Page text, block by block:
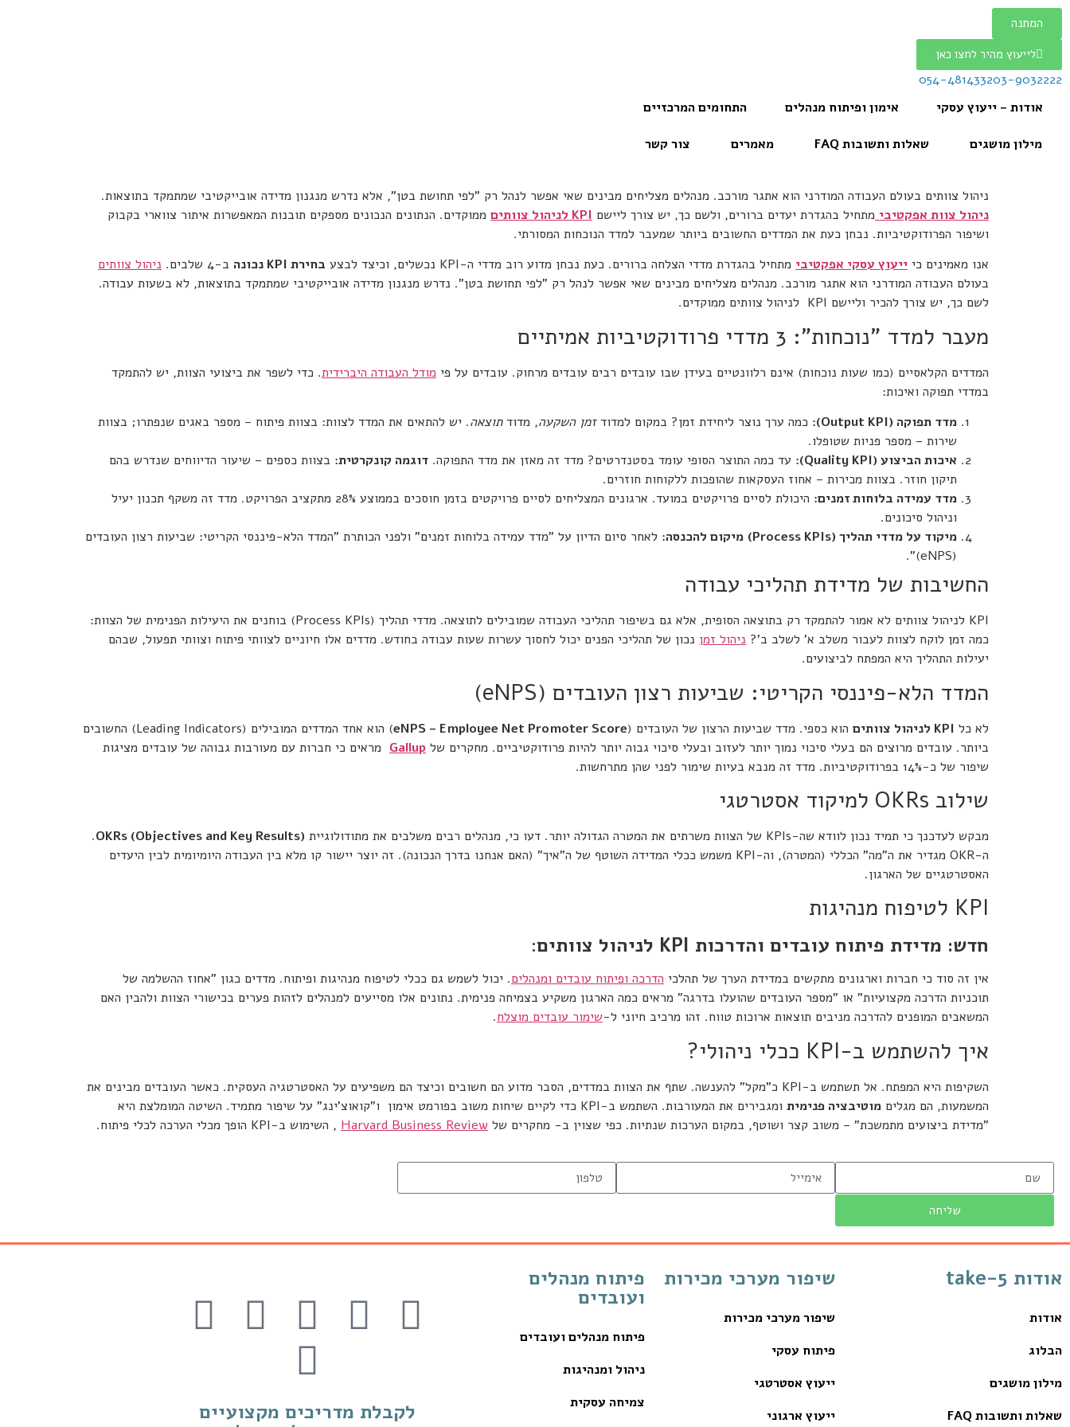
המתנה
לייעוץ מהיר לחצו כאן
03-9032222
054-4814332
אודות – ייעוץ עסקי
אימון ופיתוח מנהלים התחומים המרכזיים
מילון מושגים שאלות ותשובות FAQ מאמרים צור קשר
ניהול צוותים בעולם העבודה המודרני הוא אתגר מורכב. מנהלים מצליחים מבינים שאי אפשר לנהל רק "לפי תחושת בטן", אלא נדרש מנגנון מדידה אובייקטיבי שמתמקד בתוצאות.
ניהול צוות אפקטיבי מתחיל בהגדרת יעדים ברורים, ולשם כך, יש צורך ליישם KPI לניהול צוותים
ממוקדים. הנתונים הנכונים מספקים תובנות המאפשרות איתור צווארי בקבוק
ושיפור הפרודוקטיביות. נבחן כעת את המדדים החשובים ביותר שמעבר למדד הנוכחות המסורתי.
אנו מאמינים כי ייעוץ עסקי אפקטיבי מתחיל בהגדרת מדדי הצלחה ברורים. כעת נבחן מדוע רוב מדדי ה-KPI נכשלים, וכיצד לבצע בחירת נכונה ב-4 שלבים.
ניהול צוותים
בעולם העבודה המודרני הוא אתגר מורכב. מנהלים מצליחים מבינים שאי אפשר לנהל רק "לפי תחושת בטן". נדרש מנגנון מדידה אובייקטיבי שמתמקד בתוצאות, לא בשעות עבודה.
לשם כך, יש צורך להכיר וליישם KPI לניהול צוותים ממוקדים.
מעבר למדד "נוכחות": 3 מדדי פרודוקטיביות אמיתיים
המדדים הקלאסיים (כמו שעות נוכחות) אינם רלוונטיים בעידן שבו עובדים רבים עובדים מרחוק. עובדים על פי מודל העבודה היברידית. כדי לשפר את ביצועי הצוות, יש להתמקד
במדדי תפוקה ואיכות:
מדד תפוקה (Output KPI): כמה ערך נוצר ליחידת זמן? במקום למדודזמן השקעה, מדודתוצאה. יש להתאים את המדד לצוות: בצוות פיתוח – מספר באגים שנפתרו; בצוות
שירות – מספר פניות שטופלו.
איכות הביצוע (Quality KPI): עד כמה התוצר הסופי עומד בסטנדרטים? מדד זה מאזן את מדד התפוקה. דוגמה קונקרטית: בצוות כספים – שיעור הדיווחים שנדרש בהם
תיקון חוזר. בצוות מכירות – אחוז העסקאות שהופכות ללקוחות חוזרים.
מדד עמידה בלוחות זמנים:
היכולת לסיים פרויקטים במועד. ארגונים המצליחים לסיים פרויקטים בזמן חוסכים בממוצע 28% מתקציב הפרויקט. מדד זה משקף תכנון יעיל
וניהול סיכונים.
מיקוד על מדדי תהליך (Process KPIs
) מיקום להכנסה: לאחר סיום הדיון על "מדד עמידה בלוחות זמנים" ולפני הכותרת "המדד הלא-פיננסי הקריטי: שביעות רצון העובדים
(eNPS)".
החשיבות של מדידת תהליכי עבודה
KPI לניהול צוותים לא אמור להתמקד רק בתוצאה הסופית, אלא גם בשיפור תהליכי העבודה שמובילים לתוצאה. מדדי תהליך (Process KPIs) בוחנים את היעילות הפנימית של הצוות:
כמה זמן לוקח לצוות לעבור משלב א' לשלב ב'? ניהול זמן נכון של תהליכי הפנים יכול לחסוך עשרות שעות עבודה בחודש. מדדים אלו חיוניים לצוותי פיתוח וצוותי תפעול, שבהם
יעילות התהליך היא המפתח לביצועים.
המדד הלא-פיננסי הקריטי: שביעות רצון העובדים (eNPS)
לא כל KPI לניהול צוותים הוא כספי. מדד שביעות הרצון של העובדים (eNPS – Employee Net Promoter Score
) הוא אחד המדדים המובילים (Leading Indicators) החשובים
ביותר. עובדים מרוצים הם בעלי סיכוי נמוך יותר לעזוב ובעלי סיכוי גבוה יותר להיות פרודוקטיביים. מחקרים של Gallup מראים כי חברות עם מעורבות גבוהה של עובדים מציגות
שיפור של כ-14% בפרודוקטיביות. מדד זה מנבא בעיות שימור לפני שהן מתרחשות.
שילוב OKRs למיקוד אסטרטגי
מבקש לעדכנך כי תמיד נכון לוודא שה-KPIs של הצוות משרתים את המטרה הגדולה יותר. דעו כי, מנהלים רבים משלבים את מתודולוגיית OKRs (Objectives and Key Results)
.
ה-OKR מגדיר את ה"מה" הכללי (המטרה), וה-KPI משמש ככלי המדידה השוטף של ה"איך" (האם אנחנו בדרך הנכונה). זה יוצר יישור קו מלא בין העבודה היומיומית לבין היעדים
האסטרטגיים של הארגון.
KPI לטיפוח מנהיגות
חדש: מדידת פיתוח עובדים והדרכות KPI לניהול צוותים:
אין זה סוד כי חברות וארגונים מתקשים במדידת הערך של תהלכי הדרכה ופיתוח עובדים ומנהלים. יכול לשמש גם ככלי לטיפוח מנהיגות ופיתוח. מדדים כגון "אחוז ההשלמה של
תוכניות הדרכה מקצועיות" או "מספר העובדים שהועלו בדרגה" מראים כמה הארגון משקיע בצמיחה פנימית. נתונים אלו מסייעים למנהלים לזהות פערים בכישורי הצוות ולהבין האם
המשאבים המופנים להדרכה מניבים תוצאות ארוכות טווח. זהו מרכיב חיוני ל-שימור עובדים מוצלח.
איך להשתמש ב-KPI ככלי ניהולי?
השקיפות היא המפתח. אל תשתמש ב-KPI כ"מקל" להענשה. שתף את הצוות במדדים, הסבר מדוע הם חשובים וכיצד הם משפיעים על האסטרטגיה העסקית. כאשר העובדים מבינים את
המשמעות, הם מגלים מוטיבציה פנימית
ומגבירים את המעורבות. השתמש ב-KPI כדי לקיים שיחות משוב בפורמט אימון ו"קואוצ'ינג" על שיפור מתמיד. השיטה המומלצת היא
"מדידת ביצועים מתמשכת" – משוב קצר ושוטף, במקום הערכות שנתיות. כפי שצוין ב- מחקרים של Harvard Business Review , השימוש ב-KPI הופך מכלי הערכה לכלי פיתוח.
שליחה
אודות take-5
אודות
הבלוג
מילון מושגים
שאלות ותשובות FAQ
שיפור מערכי מכירות
שיפור מערכי מכירות
פיתוח עסקי
ייעוץ אסטרטגי
ייעוץ ארגוני
פיתוח מנהלים
ועובדים
פיתוח מנהלים ועובדים
ניהול ומנהיגות
צמיחה עסקית
לקבלת מדריכים מקצועיים